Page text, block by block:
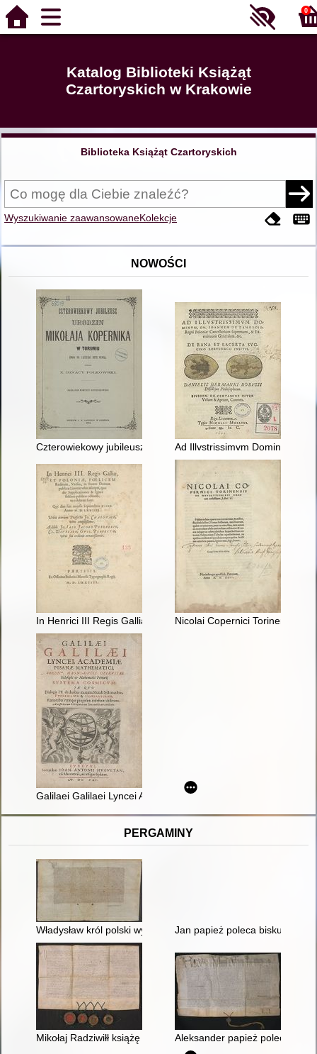
0
Katalog Biblioteki Książąt
Czartoryskich w Krakowie
Biblioteka Książąt Czartoryskich
Wyszukiwanie zaawansowaneKolekcje
NOWOŚCI
Czterowiekowy jubileusz urodzin Mikołaja Kopernika w
Ad Illvstrissimvm Dominvm Dn
In Henrici III Regis Galliae & Poloniae Foelicem Reditum
Nicolai Copernici Torinensis
Galilaei Galilaei Lyncei Academiae Pisanae Mathematici
PERGAMINY
Władysław król polski wymienia i potwierdza dotychczasowe
Jan papież poleca biskupom
Mikołaj Radziwiłł książę na Ołyce i Nieświeżu wojewoda
Aleksander papież poleca